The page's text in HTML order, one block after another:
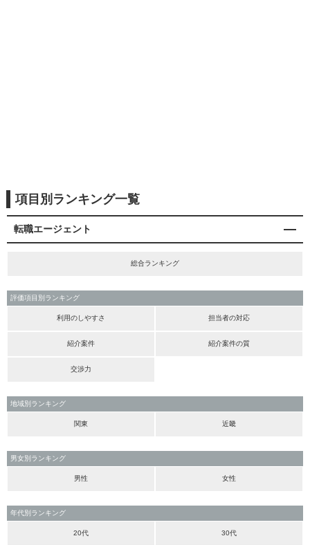
項目別ランキング一覧
転職エージェント
総合ランキング
評価項目別ランキング
利用のしやすさ 担当者の対応
紹介案件 紹介案件の質
交渉力
地域別ランキング
関東 近畿
男女別ランキング
男性 女性
年代別ランキング
20代 30代